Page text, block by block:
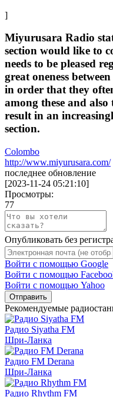
]
Miyurusara Radio
section would like to
needs to be pleased
great oneness
in order that they
among these and
result in an
section.
Colombo
http://www.miyurusara.com/
последнее обновление
[2023-11-24 05:21:10]
Просмотры:
77
Опубликовать без
Войти с помощью Google
Войти с помощью
Войти с помощью Yahoo
Отправить
Рекомендуемые
Радио Siyatha FM
Шри-Ланка
Радио FM Derana
Шри-Ланка
Радио Rhythm FM